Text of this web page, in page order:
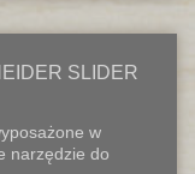
SLIDER
w
narzędzie do